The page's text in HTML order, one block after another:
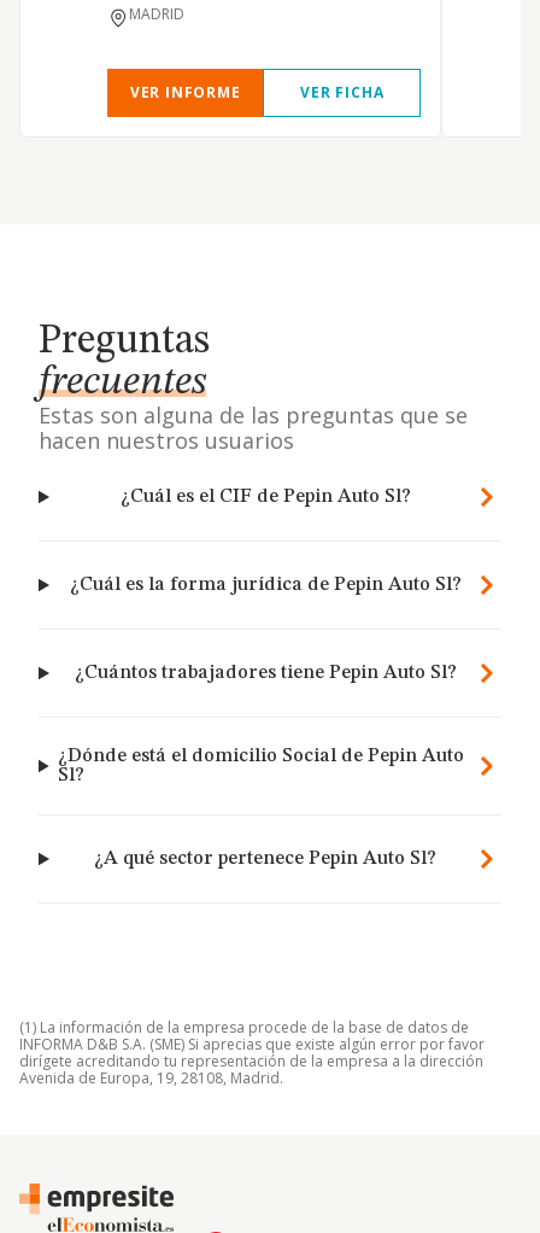
MADRID
VER INFORME VER FICHA
Preguntas
frecuentes
Estas son alguna de las preguntas que se
hacen nuestros usuarios
¿Cuál es el CIF de Pepin Auto Sl?
¿Cuál es la forma jurídica de Pepin Auto Sl?
¿Cuántos trabajadores tiene Pepin Auto Sl?
¿Dónde está el domicilio Social de Pepin Auto
Sl?
¿A qué sector pertenece Pepin Auto Sl?
(1) La información de la empresa procede de la base de datos de
INFORMA D&B S.A. (SME) Si aprecias que existe algún error por favor
dirígete acreditando tu representación de la empresa a la dirección
Avenida de Europa, 19, 28108, Madrid.